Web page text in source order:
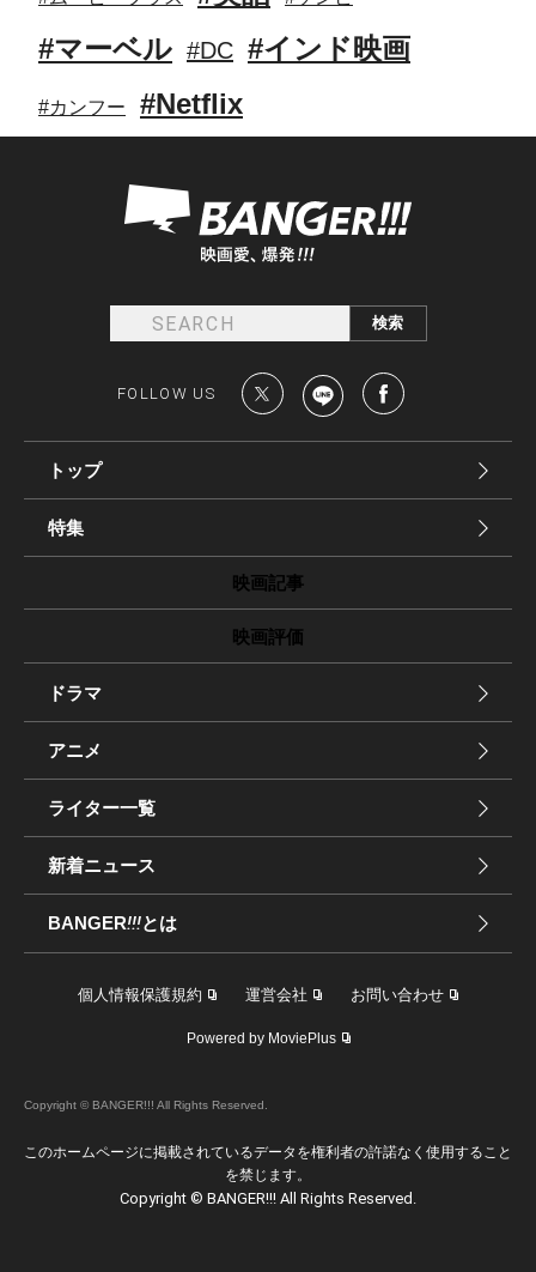
#マーベル #DC #インド映画
#カンフー #Netflix
FOLLOW US
トップ
特集
映画記事
映画評価
ドラマ
アニメ
ライター一覧
新着ニュース
BANGER!!!とは
個人情報保護規約 運営会社 お問い合わせ
Powered by MoviePlus
Copyright © BANGER!!! All Rights Reserved.
このホームページに掲載されているデータを権利者の許諾なく使用すること
を禁じます。
Copyright © BANGER!!! All Rights Reserved.